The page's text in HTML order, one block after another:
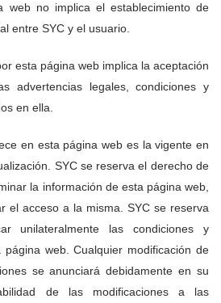
web no implica el establecimiento de
entre SYC y el usuario.
esta página web implica la aceptación
advertencias legales, condiciones y
en ella.
en esta página web es la vigente en
SYC se reserva el derecho de
la información de esta página web,
el acceso a la misma. SYC se reserva
unilateralmente las condiciones y
web. Cualquier modificación de
se anunciará debidamente en su
de las modificaciones a las